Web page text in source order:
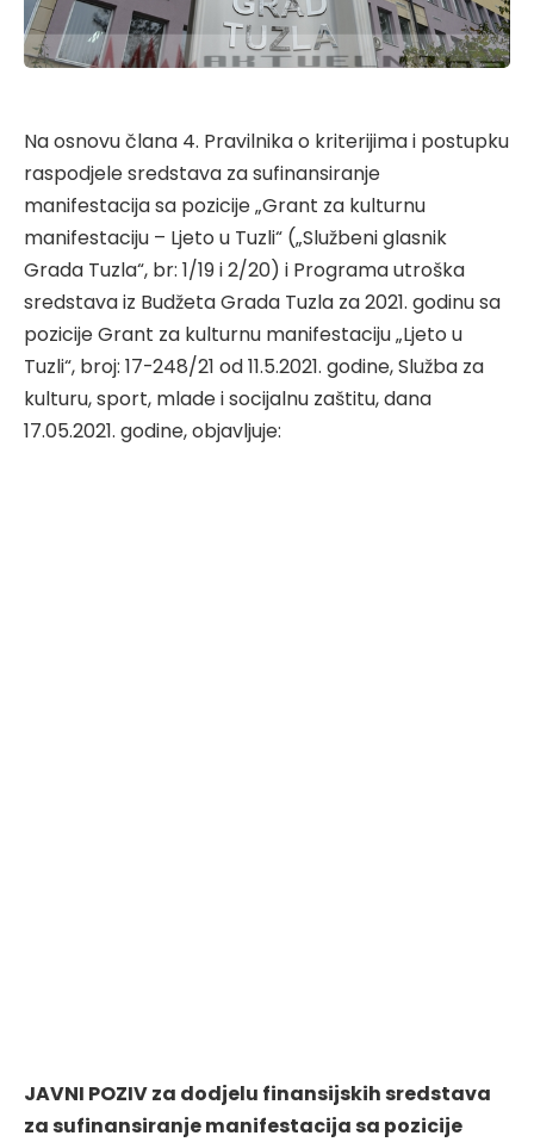
Na osnovu člana 4. Pravilnika o kriterijima i postupku
raspodjele sredstava za sufinansiranje
manifestacija sa pozicije „Grant za kulturnu
manifestaciju – Ljeto u Tuzli“ („Službeni glasnik
Grada Tuzla“, br: 1/19 i 2/20) i Programa utroška
sredstava iz Budžeta Grada Tuzla za 2021. godinu sa
pozicije Grant za kulturnu manifestaciju „Ljeto u
Tuzli“, broj: 17-248/21 od 11.5.2021. godine, Služba za
kulturu, sport, mlade i socijalnu zaštitu, dana
17.05.2021. godine, objavljuje:
JAVNI POZIVza dodjelu finansijskih sredstava
za sufinansiranje manifestacija sa pozicije